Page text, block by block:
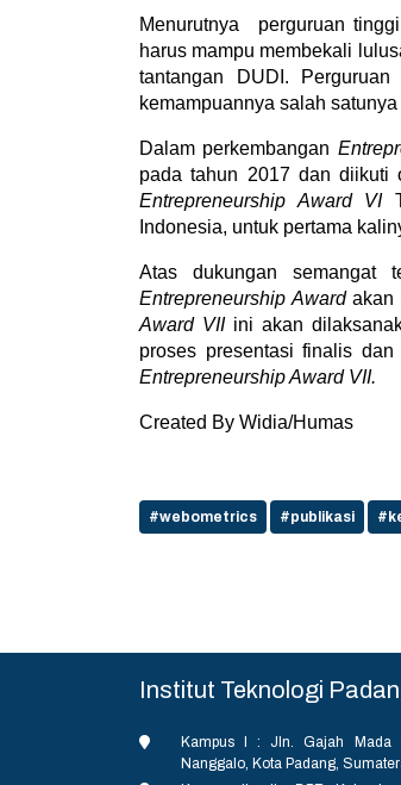
Menurutnya perguruan
harus mampu membekali
tantangan DUDI.
kemampuannya salah
Dalam perkembangan
pada tahun 2017 dan diikuti
Entrepreneurship Award VI
Indonesia, untuk pertama
Atas dukungan semangat
Entrepreneurship Award akan
Award VII ini akan
proses presentasi finalis
Entrepreneurship Award VII.
Created By Widia/Humas
#webometrics #publikasi
Institut Teknologi
Kampus I : Jln. Gajah Mada
Nanggalo, Kota Padang,